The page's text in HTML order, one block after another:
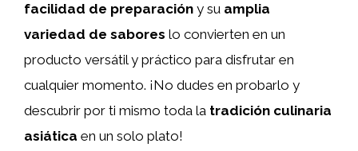
facilidad de preparación y su amplia
variedad de sabores lo convierten en un
producto versátil y práctico para disfrutar en
cualquier momento. ¡No dudes en probarlo y
descubrir por ti mismo toda la tradición culinaria
asiática en un solo plato!